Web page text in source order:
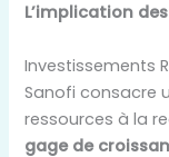
L’implication
Investissements
Sanofi consacre
ressources à la
gage de